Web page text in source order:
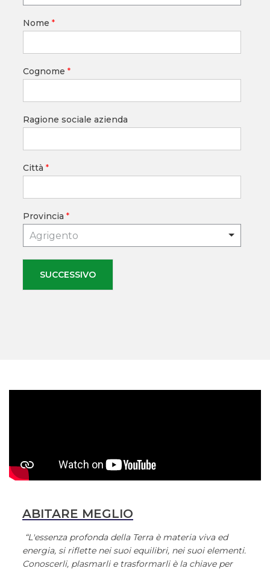
Nome *
Cognome *
Ragione sociale azienda
Città *
Provincia *
Agrigento
SUCCESSIVO
ABITARE MEGLIO
“L'essenza profonda della Terra è materia viva ed
energia, si riflette nei suoi equilibri, nei suoi elementi.
Conoscerli, plasmarli e trasformarli è la chiave per